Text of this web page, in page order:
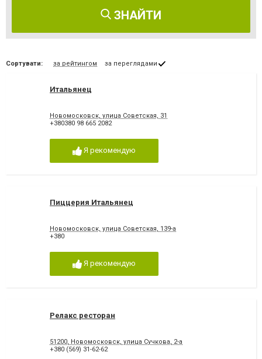
ЗНАЙТИ
Сортувати: за рейтингом за переглядами
Итальянец
Новомосковск, улица Советская, 31
+380380 98 665 2082
Я рекомендую
Пиццерия Итальянец
Новомосковск, улица Советская, 139-а
+380
Я рекомендую
Релакс ресторан
51200, Новомосковск, улица Сучкова, 2-а
+380 (569) 31-62-62